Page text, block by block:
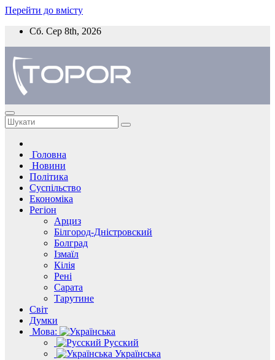
Перейти до вмісту
Сб. Сер 8th, 2026
Головна
Новини
Політика
Суспільство
Економіка
Регіон
Арциз
Білгород-Дністровский
Болград
Ізмаїл
Кілія
Рені
Сарата
Тарутине
Світ
Думки
Мова:
Русский
Українська